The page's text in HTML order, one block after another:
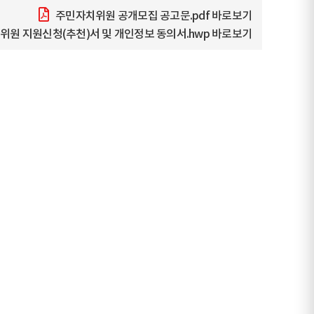
주민자치위원 공개모집 공고문.pdf 바로보기
원 지원신청(추천)서 및 개인정보 동의서.hwp 바로보기